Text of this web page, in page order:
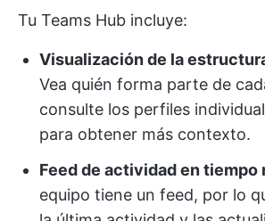
Tu Teams Hub incluye:
Visualización de la
Vea quién forma parte de
consulte los perfiles
para obtener más contexto.
Feed de actividad en tiempo
equipo tiene un feed, por lo